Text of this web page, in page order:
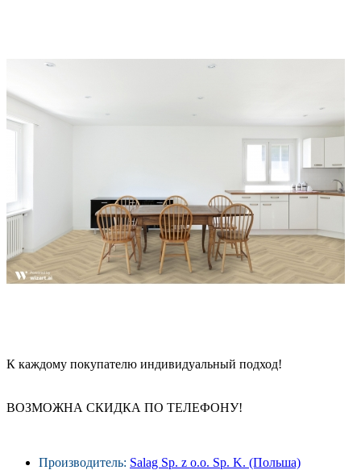
К каждому покупателю индивидуальный подход!
ВОЗМОЖНА СКИДКА ПО ТЕЛЕФОНУ!
Производитель: Salag Sp. z o.o. Sp. K. (Польша)